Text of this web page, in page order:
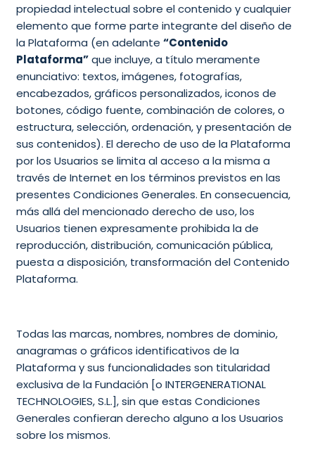
propiedad intelectual sobre el contenido y cualquier
elemento que forme parte integrante del diseño de
la Plataforma (en adelante “Contenido
Plataforma”que incluye, a título meramente
enunciativo: textos, imágenes, fotografías,
encabezados, gráficos personalizados, iconos de
botones, código fuente, combinación de colores, o
estructura, selección, ordenación, y presentación de
sus contenidos). El derecho de uso de la Plataforma
por los Usuarios se limita al acceso a la misma a
través de Internet en los términos previstos en las
presentes Condiciones Generales. En consecuencia,
más allá del mencionado derecho de uso, los
Usuarios tienen expresamente prohibida la de
reproducción, distribución, comunicación pública,
puesta a disposición, transformación del Contenido
Plataforma.
Todas las marcas, nombres, nombres de dominio,
anagramas o gráficos identificativos de la
Plataforma y sus funcionalidades son titularidad
exclusiva de la Fundación [o INTERGENERATIONAL
TECHNOLOGIES, S.L.], sin que estas Condiciones
Generales confieran derecho alguno a los Usuarios
sobre los mismos.